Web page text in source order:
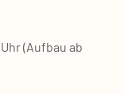
(Auf­bau ab